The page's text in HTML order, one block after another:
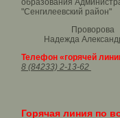
образования
"Сенгилеевский район"
Проворова
Надежда
Телефон «горячей
8 (84233) 2-13-62
Горячая линия по